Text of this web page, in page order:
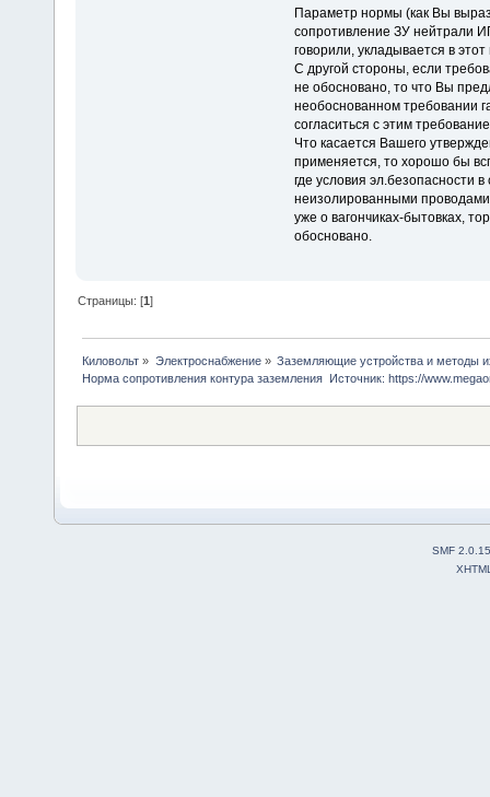
Параметр нормы (как Вы
сопротивление ЗУ нейтрали
говорили, укладывается в
С другой стороны, если
не обосновано, то что Вы
необоснованном требовании
согласиться с этим
Что касается Вашего
применяется, то хорошо бы
где условия эл.безопасности
неизолированными
уже о вагончиках-бытовках,
обосновано.
Страницы: [1]
Киловольт » Электроснабжение» Заземляющие устройства и методы
Норма сопротивления контура заземления  Источник: https://
SMF 2.0.15